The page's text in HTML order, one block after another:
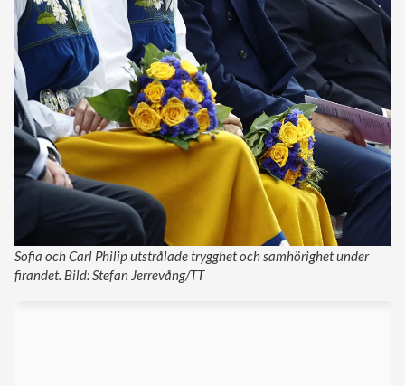
Sofia och Carl Philip utstrålade trygghet och samhörighet under
firandet. Bild: Stefan Jerrevång/TT